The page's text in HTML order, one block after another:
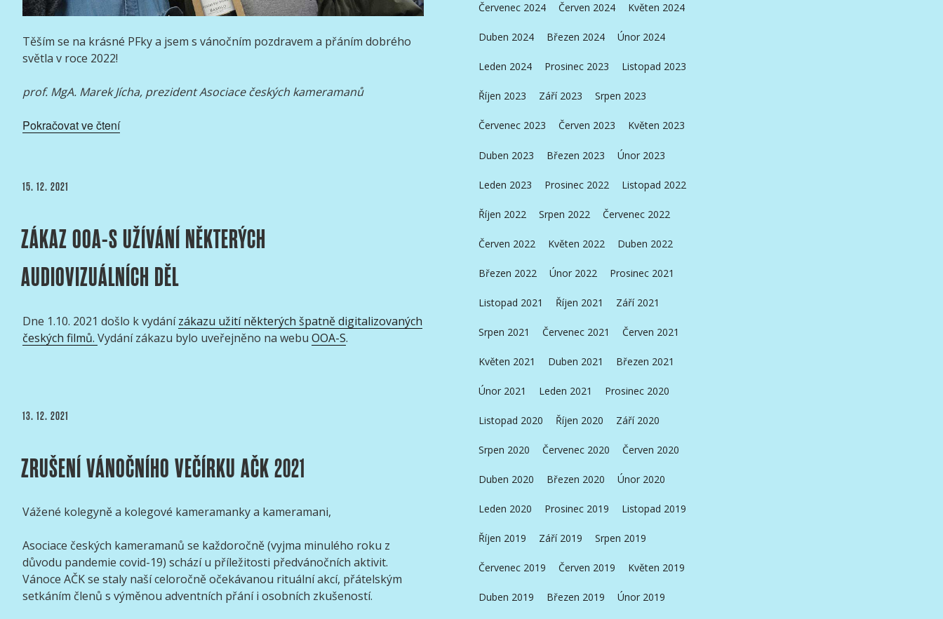
Těším se na krásné PFky a jsem s vánočním pozdravem a přáním dobrého
světla v roce 2022!
prof. MgA. Marek Jícha, prezident Asociace českých kameramanů
Pokračovat ve čtení„Cena
Féliciter
roku
PUBLIKOVÁNO
15. 12. 2021
ZÁKAZ OOA-S UŽÍVÁNÍ NĚKTERÝCH
AUDIOVIZUÁLNÍCH DĚL
Dne 1.10. 2021 došlo k vydánízákazu užití některých špatně digitalizovaných
českých filmů. Vydání zákazu bylo uveřejněno na webu OOA-S.
PUBLIKOVÁNO
13. 12. 2021
ZRUŠENÍ VÁNOČNÍHO VEČÍRKU AČK 2021
Vážené kolegyně a kolegové kameramanky a kameramani,
Asociace českých kameramanů se každoročně (vyjma minulého roku z
důvodu pandemie covid-19) schází u příležitosti předvánočních aktivit.
Vánoce AČK se staly naší celoročně očekávanou rituální akcí, přátelským
setkáním členů s výměnou adventních přání i osobních zkušeností.
Červenec 2024 Červen 2024 Květen 2024
Duben 2024 Březen 2024 Únor 2024
Leden 2024 Prosinec 2023 Listopad 2023
Říjen 2023 Září 2023 Srpen 2023
Červenec 2023 Červen 2023 Květen 2023
Duben 2023 Březen 2023 Únor 2023
Leden 2023 Prosinec 2022 Listopad 2022
Říjen 2022 Srpen 2022 Červenec 2022
Červen 2022 Květen 2022 Duben 2022
Březen 2022 Únor 2022 Prosinec 2021
Listopad 2021 Říjen 2021 Září 2021
Srpen 2021 Červenec 2021 Červen 2021
Květen 2021 Duben 2021 Březen 2021
Únor 2021 Leden 2021 Prosinec 2020
Listopad 2020 Říjen 2020 Září 2020
Srpen 2020 Červenec 2020 Červen 2020
Duben 2020 Březen 2020 Únor 2020
Leden 2020 Prosinec 2019 Listopad 2019
Říjen 2019 Září 2019 Srpen 2019
Červenec 2019 Červen 2019 Květen 2019
Duben 2019 Březen 2019 Únor 2019